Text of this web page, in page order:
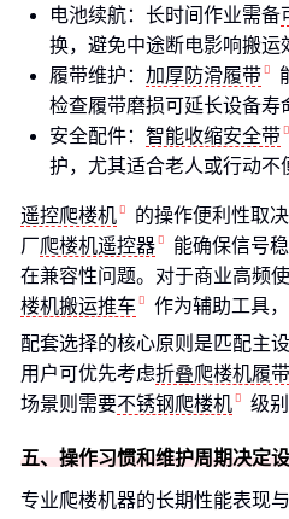
电池续航：长时间作业需备
换，避免中途断电影响搬运
履带维护： 加厚防滑履带
检查履带磨损可延长设备寿
安全配件： 智能收缩安全带
护，尤其适合老人或行动不
遥控爬楼机
的操作便利性取
厂爬楼机遥控器
能确保信号
在兼容性问题。对于商业高频
楼机搬运推车
作为辅助工具
配套选择的核心原则是匹配主
用户可优先考虑折叠爬楼机履带
场景则需要不锈钢爬楼机 级
五、操作习惯和维护周期决定
专业爬楼机器的长期性能表现